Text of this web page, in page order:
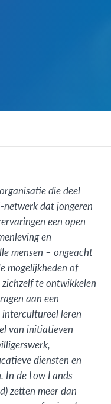
die deel
dat jongeren
een open
en
mensen – ongeacht
mogelijkheden of
te ontwikkelen
aan een
leren
van initiatieven
diensten en
de Low Lands
zetten meer dan